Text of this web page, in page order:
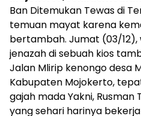
Ban Ditemukan Tewas di
temuan mayat karena
bertambah. Jumat (03/
jenazah di sebuah kios
Jalan Mlirip kenongo desa
Kabupaten Mojokerto,
gajah mada Yakni,
yang sehari harinya